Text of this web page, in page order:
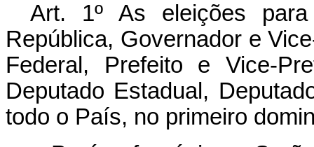
Art. 1º As eleições
República, Governador e
Federal, Prefeito e Vice-
Deputado Estadual,
todo o País, no primeiro